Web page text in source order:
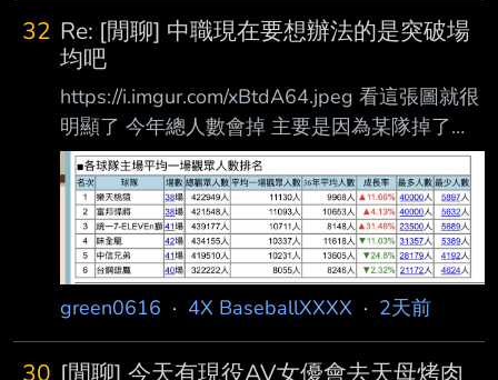
32 Re: [閒聊] 中職現在要想辦法的是突破場
均吧
https://i.imgur.com/xBtdA64.jpeg 看這張圖就很
明顯了 今年總人數會掉 主要是因為某隊掉了
24.8%入場啊 等於少了四分之一觀眾 其他五隊
要補很困難啊 --
green0616 · 4X BaseballXXXX · 2天前
30 [閒聊] 今天有現役AV女優會去天母烤肉